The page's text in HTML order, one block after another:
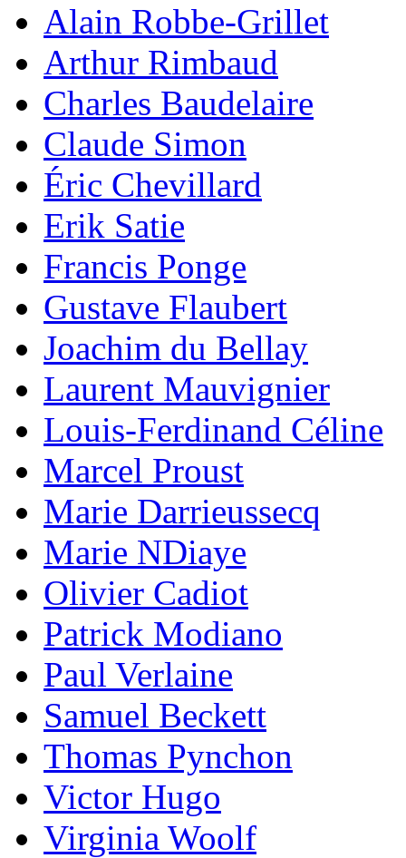
Alain Robbe-Grillet
Arthur Rimbaud
Charles Baudelaire
Claude Simon
Éric Chevillard
Erik Satie
Francis Ponge
Gustave Flaubert
Joachim du Bellay
Laurent Mauvignier
Louis-Ferdinand Céline
Marcel Proust
Marie Darrieussecq
Marie NDiaye
Olivier Cadiot
Patrick Modiano
Paul Verlaine
Samuel Beckett
Thomas Pynchon
Victor Hugo
Virginia Woolf